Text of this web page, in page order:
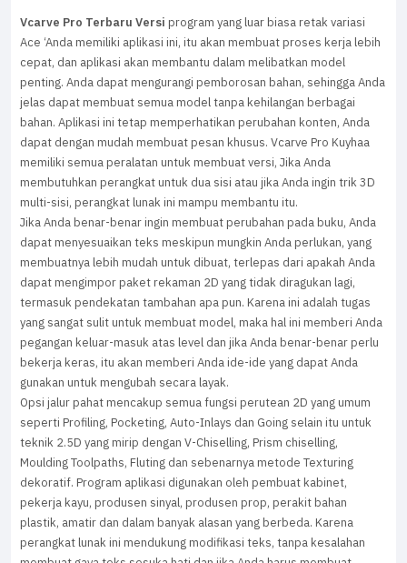
Vcarve Pro Terbaru Versi program yang luar biasa retak variasi
Ace ‘Anda memiliki aplikasi ini, itu akan membuat proses kerja lebih
cepat, dan aplikasi akan membantu dalam melibatkan model
penting. Anda dapat mengurangi pemborosan bahan, sehingga Anda
jelas dapat membuat semua model tanpa kehilangan berbagai
bahan. Aplikasi ini tetap memperhatikan perubahan konten, Anda
dapat dengan mudah membuat pesan khusus. Vcarve Pro Kuyhaa
memiliki semua peralatan untuk membuat versi, Jika Anda
membutuhkan perangkat untuk dua sisi atau jika Anda ingin trik 3D
multi-sisi, perangkat lunak ini mampu membantu itu.
Jika Anda benar-benar ingin membuat perubahan pada buku, Anda
dapat menyesuaikan teks meskipun mungkin Anda perlukan, yang
membuatnya lebih mudah untuk dibuat, terlepas dari apakah Anda
dapat mengimpor paket rekaman 2D yang tidak diragukan lagi,
termasuk pendekatan tambahan apa pun. Karena ini adalah tugas
yang sangat sulit untuk membuat model, maka hal ini memberi Anda
pegangan keluar-masuk atas level dan jika Anda benar-benar perlu
bekerja keras, itu akan memberi Anda ide-ide yang dapat Anda
gunakan untuk mengubah secara layak.
Opsi jalur pahat mencakup semua fungsi perutean 2D yang umum
seperti Profiling, Pocketing, Auto-Inlays dan Going selain itu untuk
teknik 2.5D yang mirip dengan V-Chiselling, Prism chiselling,
Moulding Toolpaths, Fluting dan sebenarnya metode Texturing
dekoratif. Program aplikasi digunakan oleh pembuat kabinet,
pekerja kayu, produsen sinyal, produsen prop, perakit bahan
plastik, amatir dan dalam banyak alasan yang berbeda. Karena
perangkat lunak ini mendukung modifikasi teks, tanpa kesalahan